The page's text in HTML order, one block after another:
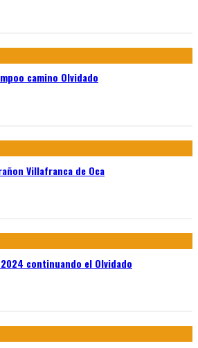
camino Olvidado
Villafranca de Oca
continuando el Olvidado